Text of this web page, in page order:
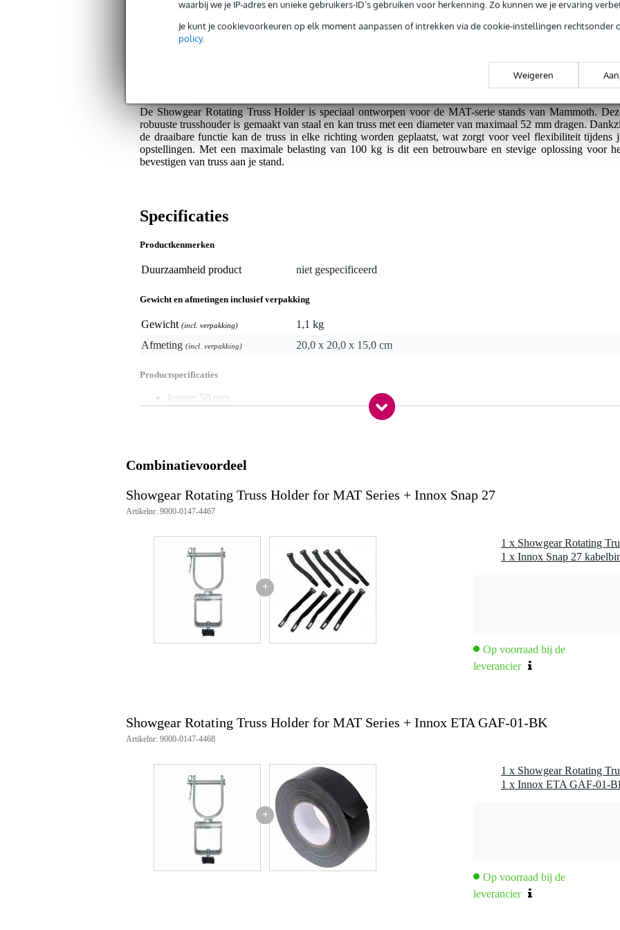
waarbij we je IP-adres en unieke gebruikers-ID’s gebruiken voor herkenning. Zo kunnen we je ervaring
Je kunt je cookievoorkeuren op elk moment aanpassen of intrekken via de cookie-instellingen rechtsonder
policy.
Weigeren
Volledig draaibaar voor flexibele opstellingen.
De Showgear Rotating Truss Holder is speciaal ontworpen voor de MAT-serie stands van Mammoth.
robuuste trusshouder is gemaakt van staal en kan truss met een diameter van maximaal 52 mm dragen.
de draaibare functie kan de truss in elke richting worden geplaatst, wat zorgt voor veel flexibiliteit tijdens
opstellingen. Met een maximale belasting van 100 kg is dit een betrouwbare en stevige oplossing voor
bevestigen van truss aan je stand.
Specificaties
Productkenmerken
Duurzaamheid product niet gespecificeerd
Gewicht en afmetingen inclusief verpakking
Gewicht (incl. verpakking)
1,1 kg
Afmeting (incl. verpakking) 20,0 x 20,0 x 15,0 cm
Productspecificaties
lengte: 50 mm
breedte: 50 mm
maximale belasting: 100 kg
materiaal: staal
compatibiliteit: MAT-serie stands van Mammoth
Combinatievoordeel
Showgear Rotating Truss Holder for MAT Series + Innox Snap 27
Artikelnr: 9000-0147-4467
+
Op voorraad bij de
leverancier
Showgear Rotating Truss Holder for MAT Series + Innox ETA GAF-01-BK
Artikelnr: 9000-0147-4468
+
Op voorraad bij de
leverancier